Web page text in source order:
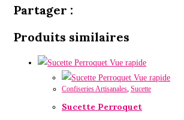
rectangle
Eiffel
Partager :
Produits similaires
Vue rapide
Vue rapide
Confiseries Artisanales, Sucette
Sucette Perroquet